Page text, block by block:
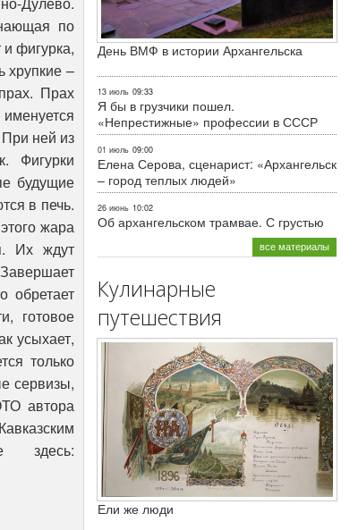
по
фигурка,
хрупкие –
Прах
ней из
Фигурки
будущие
в печь.
жара
Их ждут
обретает
готовое
усыхает,
только
сервизы,
автора
здесь:
День ВМФ в истории Архангельска
13 июль 09:33
Я бы в грузчики пошел.
«Непрестижные» профессии в СССР
01 июль 09:00
Елена Серова, сценарист: «Архангельск
– город теплых людей»
26 июнь 10:02
Об архангельском трамвае. С грустью
все материалы
Кулинарные
путешествия
Ели же люди